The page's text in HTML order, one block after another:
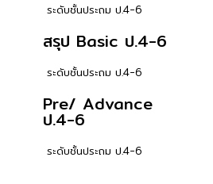
ระดับชั้นประถม ป.4-6
สรุป Basic ป.4-6
ระดับชั้นประถม ป.4-6
Pre/ Advance
ป.4-6
ระดับชั้นประถม ป.4-6